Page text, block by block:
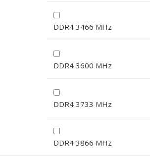
DDR4 3466 MHz
DDR4 3600 MHz
DDR4 3733 MHz
DDR4 3866 MHz